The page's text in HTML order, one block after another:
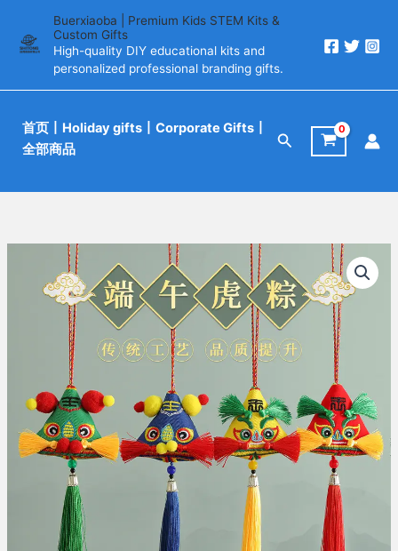
Buerxiaoba | Premium Kids STEM Kits &
Custom Gifts
High-quality DIY educational kits and
personalized professional branding gifts.
首页 丨Holiday gifts丨Corporate Gifts丨
全部商品
搜